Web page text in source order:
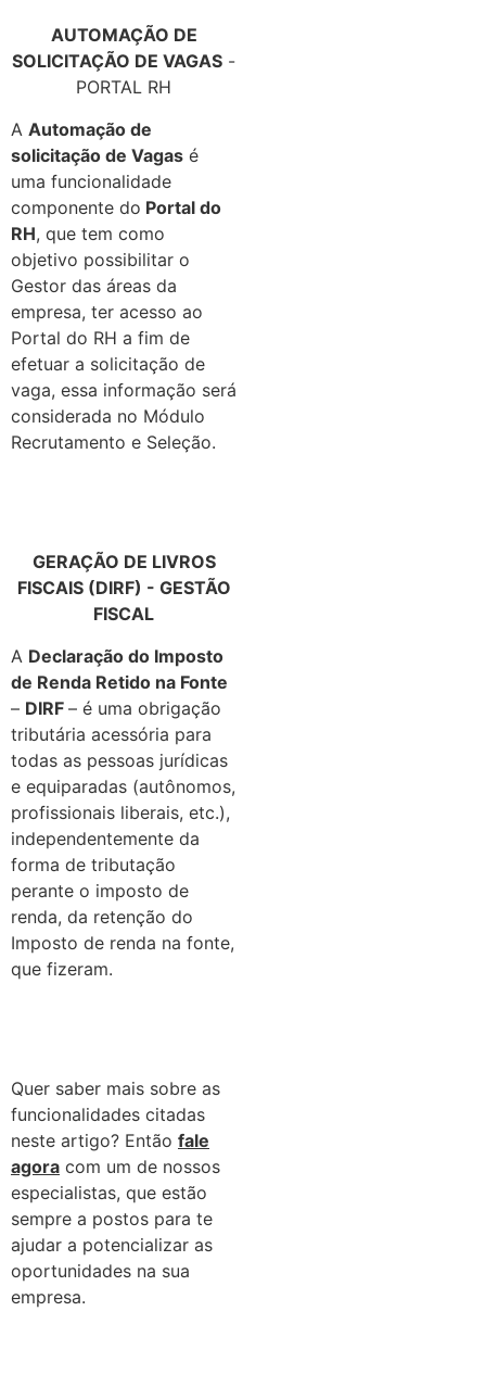
AUTOMAÇÃO DE
SOLICITAÇÃO DE VAGAS -
PORTAL RH
A Automação de
solicitação de Vagas é
uma funcionalidade
componente do Portal do
RH, que tem como
objetivo possibilitar o
Gestor das áreas da
empresa, ter acesso ao
Portal do RH a fim de
efetuar a solicitação de
vaga, essa informação será
considerada no Módulo
Recrutamento e Seleção.
GERAÇÃO DE LIVROS
FISCAIS (DIRF) - GESTÃO
FISCAL
A Declaração do Imposto
de Renda Retido na Fonte
– DIRF – é uma obrigação
tributária acessória para
todas as pessoas jurídicas
e equiparadas (autônomos,
profissionais liberais, etc.),
independentemente da
forma de tributação
perante o imposto de
renda, da retenção do
Imposto de renda na fonte,
que fizeram.
Quer saber mais sobre as
funcionalidades citadas
neste artigo? Então fale
agora com um de nossos
especialistas, que estão
sempre a postos para te
ajudar a potencializar as
oportunidades na sua
empresa.